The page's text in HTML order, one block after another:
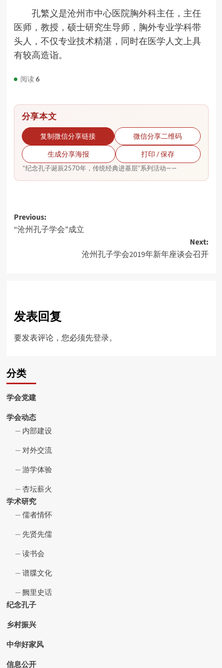
孔繁义是沧州市中心医院胸外科主任，主任
医师，教授，硕士研究生导师，胸外专业学科带
头人，不仅专业技术精湛，同时在医学人文上具
有较高造诣。
阅读6
分享本文
复制微信分享链接 微信分享二维码
生成分享海报 打印 / 保存
“纪念孔子诞辰2570年，传统经典进基层”系列活动——
Post
navigation
Previous:
“沧州孔子学会”成立
Next:
沧州孔子学会2019年新年座谈会召开
发表回复
要发表评论，您必须先登录。
分类
学会党建
学会动态
内部建设
对外交流
游学体验
杏坛薪火
学术研究
儒者情怀
先贤先儒
读书会
谱牒文化
阙里史话
纪念孔子
乡村振兴
中华好家风
信息公开